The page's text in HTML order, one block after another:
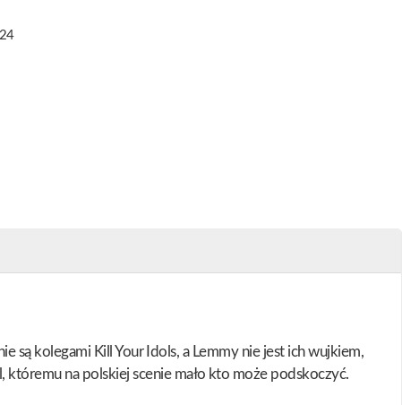
są kolegami Kill Your Idols, a Lemmy nie jest ich wujkiem,
na polskiej scenie mało kto może podskoczyć.